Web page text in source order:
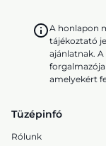
A honlapon
tájékoztató
ajánlatnak.
amelyekért
Tüzépinfó
Rólunk